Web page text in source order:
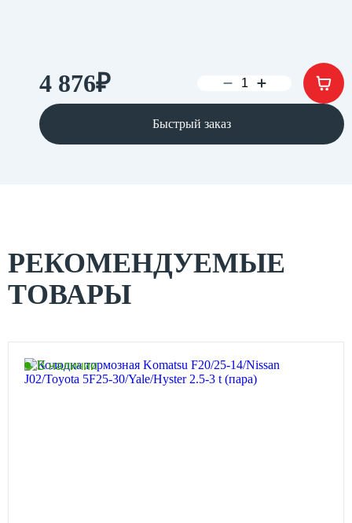
4 876₽
Быстрый заказ
РЕКОМЕНДУЕМЫЕ
ТОВАРЫ
В наличии